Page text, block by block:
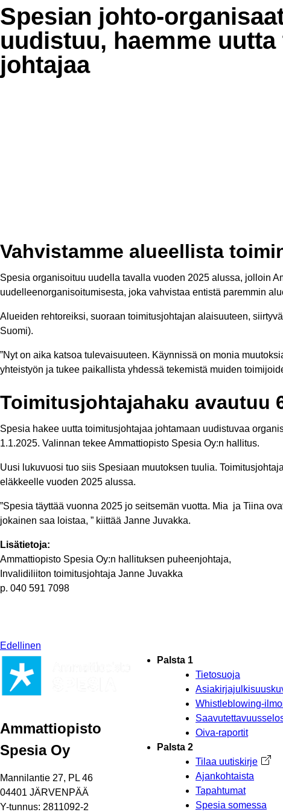
Spesian johto-
uudistuu, haemme
joh­tajaa
Vahvistamme alueellista
Spesia organisoituu uudella tavalla vuoden 2025 alussa, jolloin
uudelleenorganisoitumisesta, joka vahvistaa entistä paremmin
Alueiden rehtoreiksi, suoraan toimitusjohtajan alaisuuteen,
Suomi).
”Nyt on aika katsoa tulevaisuuteen. Käynnissä on monia
yhteistyön ja tukee paikallista yhdessä tekemistä muiden
Toimitusjohtajahaku avautuu
Spesia hakee uutta toimitusjohtajaa johtamaan uudistuvaa
1.1.2025. Valinnan tekee Ammattiopisto Spesia Oy:n hallitus.
Uusi lukuvuosi tuo siis Spesiaan muutoksen tuulia.
eläkkeelle vuoden 2025 alussa.
”Spesia täyttää vuonna 2025 jo seitsemän vuotta. Mia ja Tiina
jokainen saa loistaa, ” kiittää Janne Juvakka.
Lisätietoja:
Ammattiopisto Spesia Oy:n hallituksen puheenjohtaja,
Invalidiliiton toimitusjohtaja Janne Juvakka
p. 040 591 7098
Edellinen
Ammattiopisto
Spesia Oy
Mannilantie 27, PL 46
04401 JÄRVENPÄÄ
Y-tunnus: 2811092-2
Palsta 1
Tietosuoja
Whistleblowing-
Oiva-raportit
Palsta 2
Tilaa uutiskirje
Ajankohtaista
Tapahtumat
Spesia somessa